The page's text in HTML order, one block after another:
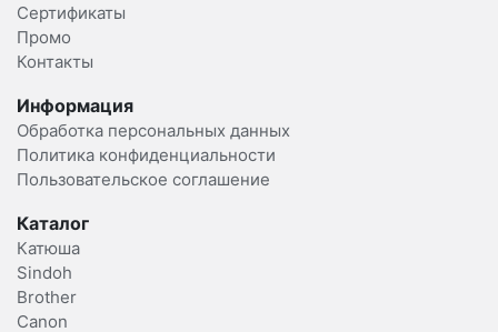
Сертификаты
Промо
Контакты
Информация
Обработка персональных данных
Политика конфиденциальности
Пользовательское соглашение
Каталог
Катюша
Sindoh
Brother
Canon